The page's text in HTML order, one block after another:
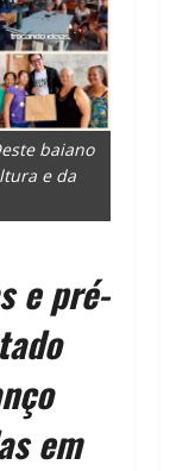
baiano
e da
e pré-
em